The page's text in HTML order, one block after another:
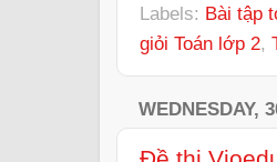
Labels: Bài tập
giỏi Toán lớp 2,
WEDNESDAY,